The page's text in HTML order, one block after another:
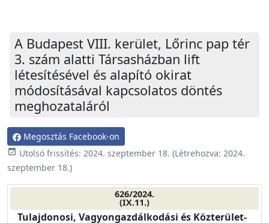
A Budapest VIII. kerület, Lőrinc pap tér
3. szám alatti Társasházban lift
létesítésével és alapító okirat
módosításával kapcsolatos döntés
meghozataláról
Megosztás Facebook-on
event_available Utolsó frissítés: 2024. szeptember 18. (Létrehozva: 2024.
szeptember 18.)
626/2024.
(IX.11.)
Tulajdonosi, Vagyongazdálkodási és Közterület-